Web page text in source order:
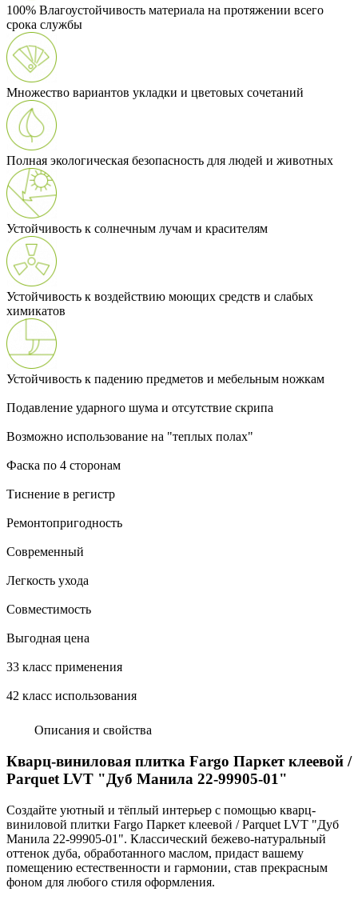
100% Влагоустойчивость материала на протяжении всего
срока службы
Множество вариантов укладки и цветовых сочетаний
Полная экологическая безопасность для людей и животных
Устойчивость к солнечным лучам и красителям
Устойчивость к воздействию моющих средств и слабых
химикатов
Устойчивость к падению предметов и мебельным ножкам
Подавление ударного шума и отсутствие скрипа
Возможно использование на "теплых полах"
Фаска по 4 сторонам
Тиснение в регистр
Ремонтопригодность
Современный
Легкость ухода
Совместимость
Выгодная цена
33 класс применения
42 класс использования
Описания и свойства
Кварц-виниловая плитка Fargo Паркет клеевой /
Parquet LVT "Дуб Манила 22-99905-01"
Создайте уютный и тёплый интерьер с помощью кварц-
виниловой плитки Fargo Паркет клеевой / Parquet LVT "Дуб
Манила 22-99905-01". Классический бежево-натуральный
оттенок дуба, обработанного маслом, придаст вашему
помещению естественности и гармонии, став прекрасным
фоном для любого стиля оформления.